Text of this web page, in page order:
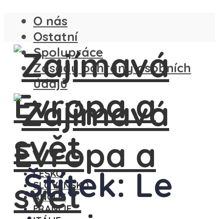
O nás
Ostatní
Spolupráce
Zásady ochrany osobních
údajů
ČESKO
SLOVENSKO
ANGLIE
FRANCIE
Štítek: Le